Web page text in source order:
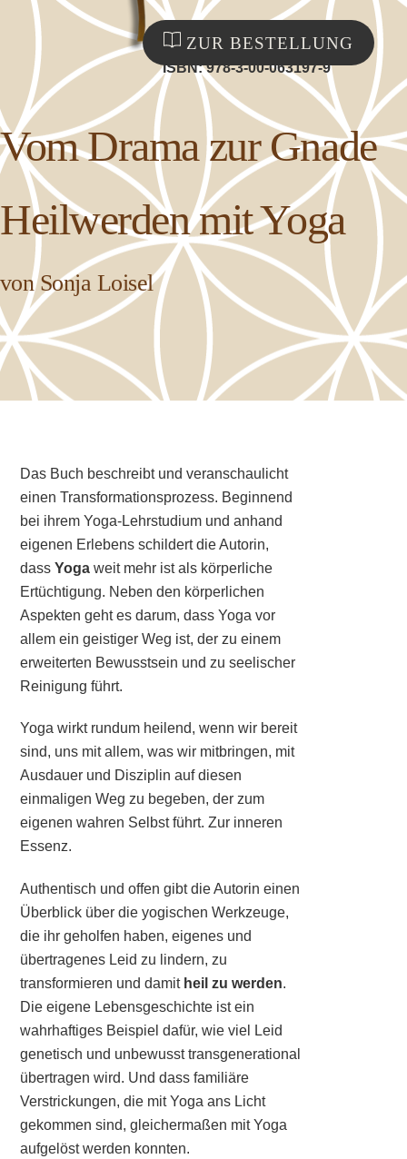
ISBN: 978-3-00-063197-9
ZUR BESTELLUNG
Vom Drama zur Gnade
Heilwerden mit Yoga
von Sonja Loisel
Das Buch beschreibt und veranschaulicht
einen Transformationsprozess. Beginnend
bei ihrem Yoga-Lehrstudium und anhand
eigenen Erlebens schildert die Autorin,
dassYogaweit mehr ist als körperliche
Ertüchtigung. Neben den körperlichen
Aspekten geht es darum, dass Yoga vor
allem ein geistiger Weg ist, der zu einem
erweiterten Bewusstsein und zu seelischer
Reinigung führt.
Yoga wirkt rundum heilend, wenn wir bereit
sind, uns mit allem, was wir mitbringen, mit
Ausdauer und Disziplin auf diesen
einmaligen Weg zu begeben, der zum
eigenen wahren Selbst führt. Zur inneren
Essenz.
Authentisch und offen gibt die Autorin einen
Überblick über die yogischen Werkzeuge,
die ihr geholfen haben, eigenes und
übertragenes Leid zu lindern, zu
transformieren und damit heil zu werden.
Die eigene Lebensgeschichte ist ein
wahrhaftiges Beispiel dafür, wie viel Leid
genetisch und unbewusst transgenerational
übertragen wird. Und dass familiäre
Verstrickungen, die mit Yoga ans Licht
gekommen sind, gleichermaßen mit Yoga
aufgelöst werden konnten.